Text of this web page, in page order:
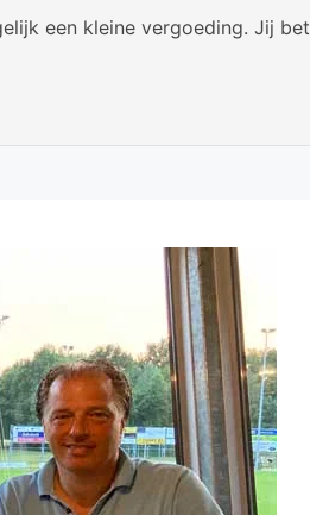
een kleine vergoeding. Jij